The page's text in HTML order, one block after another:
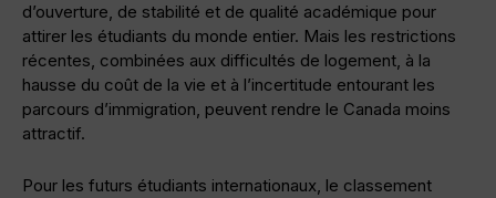
d’ouverture, de stabilité et de qualité académique pour
attirer les étudiants du monde entier. Mais les restrictions
récentes, combinées aux difficultés de logement, à la
hausse du coût de la vie et à l’incertitude entourant les
parcours d’immigration, peuvent rendre le Canada moins
attractif.
Pour les futurs étudiants internationaux, le classement